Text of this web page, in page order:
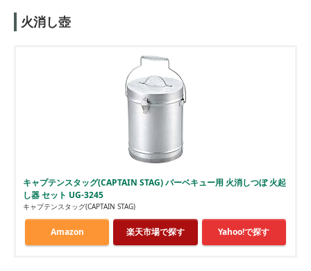
火消し壺
キャプテンスタッグ(CAPTAIN STAG) バーベキュー用 火消しつぼ 火起
し器 セット UG-3245
キャプテンスタッグ(CAPTAIN STAG)
Amazon 楽天市場で探す Yahoo!で探す